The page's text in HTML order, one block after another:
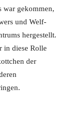
war gekommen,
und Welf-
hergestellt.
in diese Rolle
der